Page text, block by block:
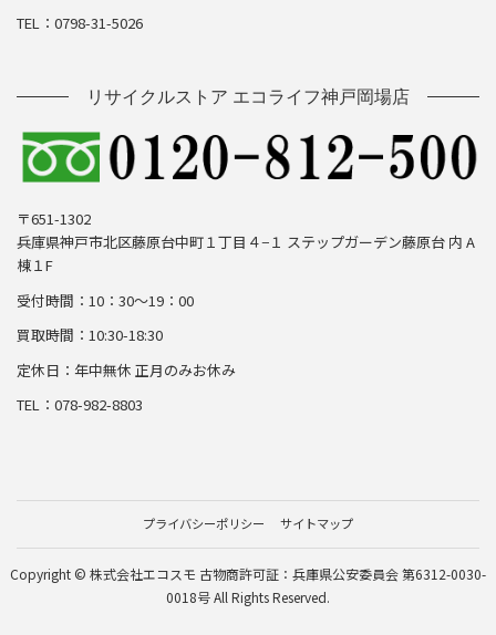
TEL：0798-31-5026
リサイクルストア エコライフ神戸岡場店
〒651-1302
兵庫県神戸市北区藤原台中町１丁目４−１ ステップガーデン藤原台 内 A
棟１F
受付時間：10：30～19：00
買取時間：10:30-18:30
定休日：年中無休 正月のみお休み
TEL：078-982-8803
プライバシーポリシー サイトマップ
Copyright © 株式会社エコスモ 古物商許可証：兵庫県公安委員会 第6312-0030-
0018号 All Rights Reserved.